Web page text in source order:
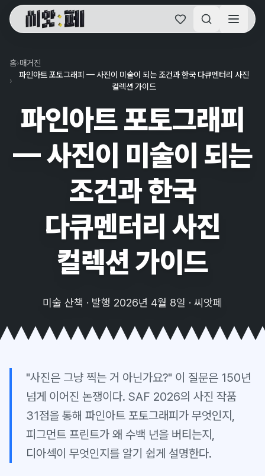
씨앗페 온라인 홈
홈›매거진
›
파인아트 포토그래피 — 사진이 미술이 되는 조건과 한국 다큐멘터리 사진
컬렉션 가이드
파인아트 포토그래피
— 사진이 미술이 되는
조건과 한국
다큐멘터리 사진
컬렉션 가이드
미술 산책 · 발행 2026년 4월 8일 · 씨앗페
"사진은 그냥 찍는 거 아닌가요?" 이 질문은 150년
넘게 이어진 논쟁이다. SAF 2026의 사진 작품
31점을 통해 파인아트 포토그래피가 무엇인지,
피그먼트 프린트가 왜 수백 년을 버티는지,
디아섹이 무엇인지를 알기 쉽게 설명한다.